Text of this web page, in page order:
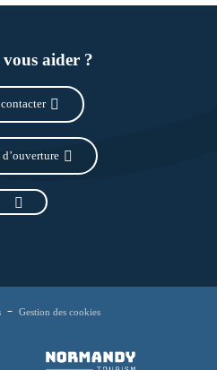
aider ?
Gestion des cookies